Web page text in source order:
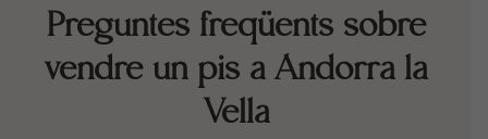
Preguntes freqüents sobre
vendre un pis a Andorra la
Vella